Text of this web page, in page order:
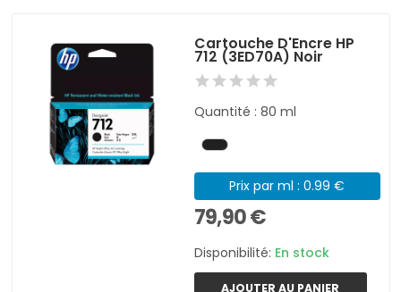
Cartouche D'Encre HP
712 (3ED70A) Noir
Quantité : 80 ml
Prix par ml : 0.99 €
79,90 €
Disponibilité: En stock
AJOUTER AU PANIER